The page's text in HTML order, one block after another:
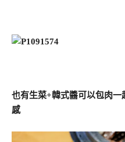
也有生菜+韓式醬可以包肉
感